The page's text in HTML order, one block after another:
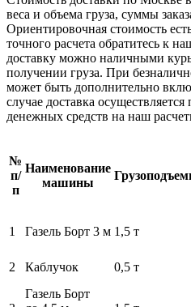
веса и объема груза, суммы
Ориентировочная стоимость
точного расчета обратитесь к
доставку можно наличными
получении груза. При
может быть дополнительно
случае доставка
денежных средств на наш
№
п/
п
Наименование
машины
1 Газель Борт 3 м 1,5 т
2 Каблучок 0,5 т
Газель Борт